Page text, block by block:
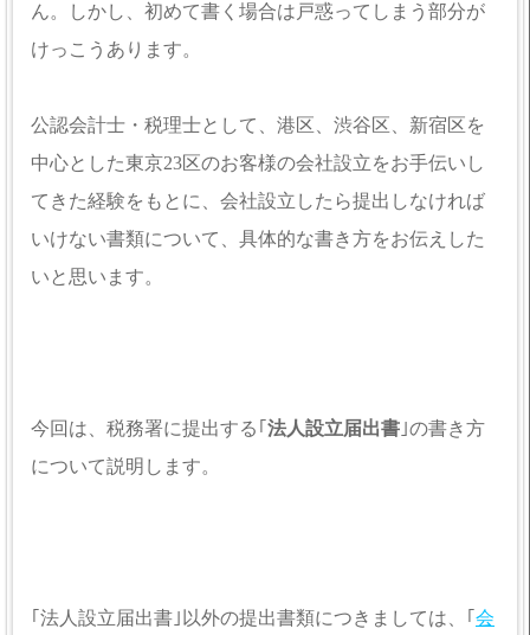
ん。しかし、初めて書く場合は戸惑ってしまう部分が
けっこうあります。
公認会計士・税理士として、港区、渋谷区、新宿区を
中心とした東京23区のお客様の会社設立をお手伝いし
てきた経験をもとに、会社設立したら提出しなければ
いけない書類について、具体的な書き方をお伝えした
いと思います。
今回は、税務署に提出する｢ 法人設立届出書 ｣の書き方
について説明します。
｢法人設立届出書｣以外の提出書類につきましては、｢ 会